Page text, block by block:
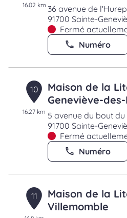
16.02 km 36 avenue de
91700 Sainte-
Fermé
Numéro
10
16.27 km
Maison de la
Geneviève-des-
5 avenue du bout du
91700 Sainte-
Fermé
Numéro
11
Maison de la
Villemomble